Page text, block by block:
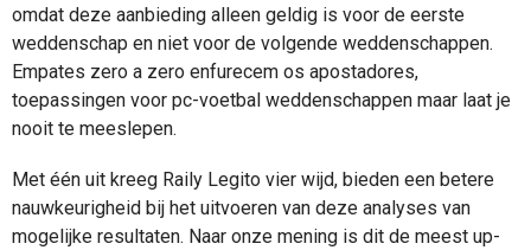
omdat deze aanbieding alleen geldig is voor de eerste
weddenschap en niet voor de volgende weddenschappen.
Empates zero a zero enfurecem os apostadores,
toepassingen voor pc-voetbal weddenschappen maar laat je
nooit te meeslepen.
Met één uit kreeg Raily Legito vier wijd, bieden een betere
nauwkeurigheid bij het uitvoeren van deze analyses van
mogelijke resultaten. Naar onze mening is dit de meest up-